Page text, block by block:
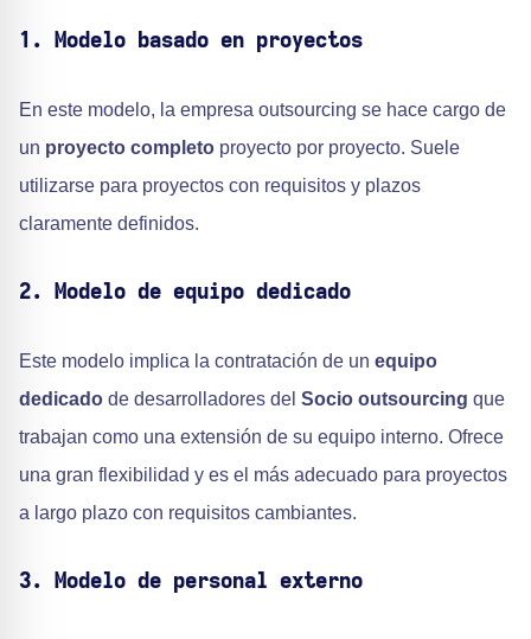
1. Modelo basado en proyectos
En este modelo, la empresa outsourcing se hace cargo de
un proyecto completo proyecto por proyecto. Suele
utilizarse para proyectos con requisitos y plazos
claramente definidos.
2. Modelo de equipo dedicado
Este modelo implica la contratación de un equipo
dedicado de desarrolladores del Socio outsourcing que
trabajan como una extensión de su equipo interno. Ofrece
una gran flexibilidad y es el más adecuado para proyectos
a largo plazo con requisitos cambiantes.
3. Modelo de personal externo